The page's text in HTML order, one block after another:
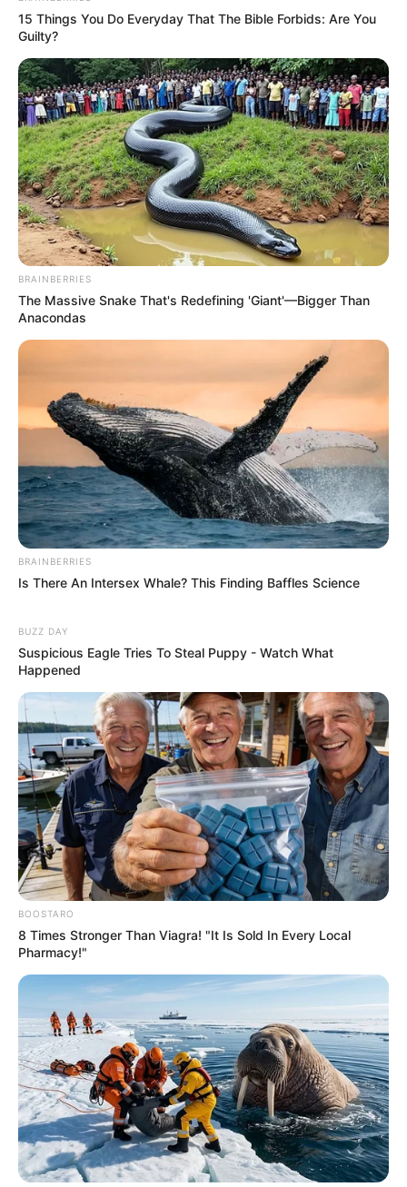
Imagens
https://ateliecriativo.files.wordpress.com/2012/02/
http://media.semradar.com.br/2013/02/
http://3.bp.blogspot.com/_xe5xbTBxsGI/
http://www.ambientallis.com.br/layout/upload/
15 Things You Do Everyday That The Bible Forbids: Are You
Guilty?
BRAINBERRIES
The Massive Snake That's Redefining 'Giant'—Bigger Than
Anacondas
BRAINBERRIES
Is There An Intersex Whale? This Finding Baffles Science
BUZZ DAY
Suspicious Eagle Tries To Steal Puppy - Watch What
Happened
BOOSTARO
8 Times Stronger Than Viagra! "It Is Sold In Every Local
Pharmacy!"